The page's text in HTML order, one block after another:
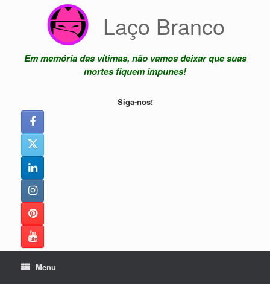
Laço Branco
Em memória das vítimas, não vamos deixar que suas
mortes fiquem impunes!
Siga-nos!
Menu